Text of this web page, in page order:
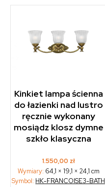
Kinkiet lampa ścienna
do łazienki nad lustro
ręcznie wykonany
mosiądz klosz dymne
szkło klasyczna
1.550,00 zł
Wymiary: 64,1 × 19,1 × 24,1 cm
Symbol: HK-FRANCOISE3-BATH